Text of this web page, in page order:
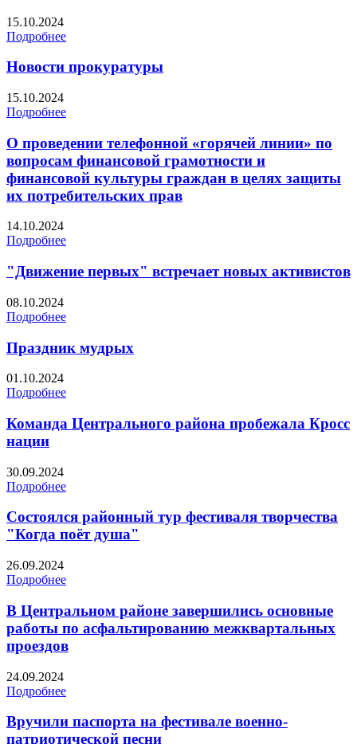
15.10.2024
Подробнее
Новости прокуратуры
15.10.2024
Подробнее
О проведении телефонной «горячей линии» по
вопросам финансовой грамотности и
финансовой культуры граждан в целях защиты
их потребительских прав
14.10.2024
Подробнее
"Движение первых" встречает новых активистов
08.10.2024
Подробнее
Праздник мудрых
01.10.2024
Подробнее
Команда Центрального района пробежала Кросс
нации
30.09.2024
Подробнее
Состоялся районный тур фестиваля творчества
"Когда поёт душа"
26.09.2024
Подробнее
В Центральном районе завершились основные
работы по асфальтированию межквартальных
проездов
24.09.2024
Подробнее
Вручили паспорта на фестивале военно-
патриотической песни